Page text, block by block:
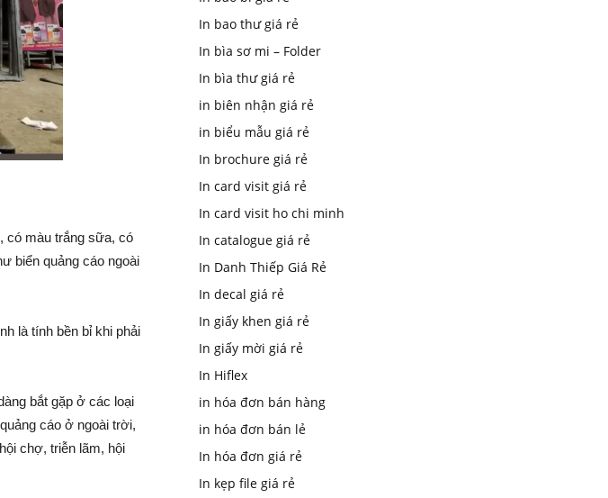
có màu trắng sữa, có
biển quảng cáo ngoài
là tính bền bỉ khi phải
bắt gặp ở các loại
cáo ở ngoài trời,
chợ, triễn lãm, hội
In bao thư giá rẻ
In bìa sơ mi – Folder
In bìa thư giá rẻ
in biên nhận giá rẻ
in biểu mẫu giá rẻ
In brochure giá rẻ
In card visit giá rẻ
In card visit ho chi minh
In catalogue giá rẻ
In Danh Thiếp Giá Rẻ
In decal giá rẻ
In giấy khen giá rẻ
In giấy mời giá rẻ
In Hiflex
in hóa đơn bán hàng
in hóa đơn bán lẻ
In hóa đơn giá rẻ
In kẹp file giá rẻ